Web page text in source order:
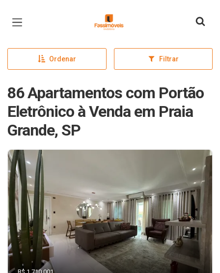
Página inicial
Ordenar Filtrar
86 Apartamentos com Portão
Eletrônico à Venda em Praia
Grande, SP